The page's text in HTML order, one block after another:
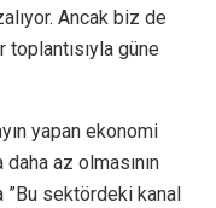
Ancak biz de
güne
yapan ekonomi
az olmasının
sektördeki kanal